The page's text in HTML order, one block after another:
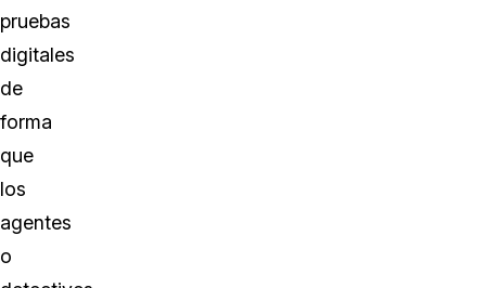
pruebas
digitales
de
forma
que
los
agentes
o